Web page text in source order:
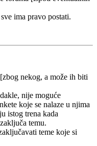
ima pravo postati.
nekog, a može ih biti
nije moguće
koje se nalaze u njima
istog trena kada
temu.
teme koje si